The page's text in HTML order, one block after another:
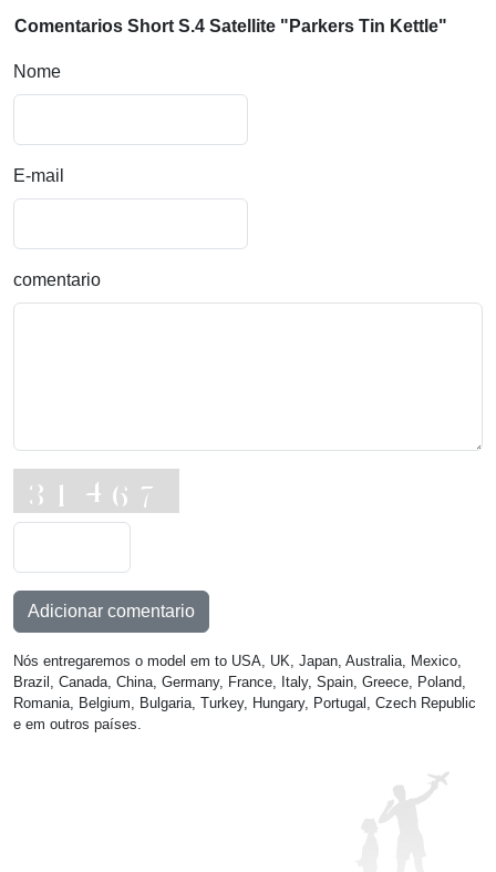
Comentarios Short S.4 Satellite "Parkers Tin Kettle"
Nome
E-mail
comentario
Adicionar comentario
Nós entregaremos o model em to USA, UK, Japan, Australia, Mexico,
Brazil, Canada, China, Germany, France, Italy, Spain, Greece, Poland,
Romania, Belgium, Bulgaria, Turkey, Hungary, Portugal, Czech Republic
e em outros países.